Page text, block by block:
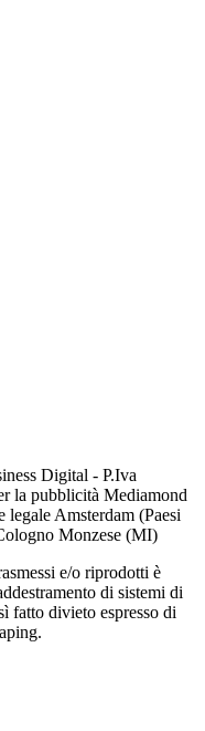
Digital - P.Iva
la pubblicità Mediamond
Amsterdam (Paesi
Monzese (MI)
e/o riprodotti è
di sistemi di
fatto divieto espresso di